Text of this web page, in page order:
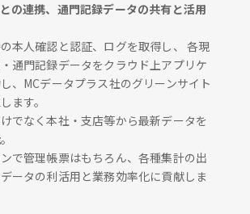
の連携、通門記録データの共有と活用
本人確認と認証、ログを取得し、 各現
通門記録データをクラウド上アプリケ
、MCデータプラス社のグリーンサイト
ます。
でなく本社・支店等から最新データを
で管理帳票はもちろん、各種集計の出
ータの利活用と業務効率化に貢献しま